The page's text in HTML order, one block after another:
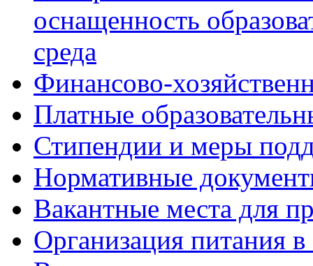
оснащенность
среда
Финансово-
Платные
Стипендии и меры
Нормативные
Вакантные места для
Организация питания в